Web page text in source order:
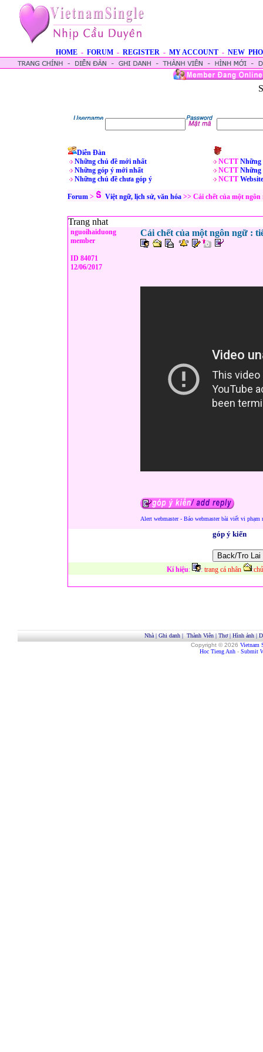
HOME - FORUM - REGISTER - MY ACCOUNT - NEW
Diễn Đàn
Những chủ đề mới nhất
Những góp ý mới nhất
Những chủ đề chưa góp ý
NCTT Những
NCTT Những
NCTT Website
Forum > Việt ngữ, lịch sử, văn hóa >> Cái chết của một
Trang nhat
nguoihaiduong
member
ID 84071
12/06/2017
Cái chết của một ngôn ngữ :
Alert webmaster - Báo webmaster bài viết vi phạm
góp ý kiến
Kí hiệu: : trang cá nhân :
Nhà| Ghi danh| Thành Viên| Thơ| Hình ảnh|
Copyright © 2026 Vietnam
Hoc Tieng Anh - Submit